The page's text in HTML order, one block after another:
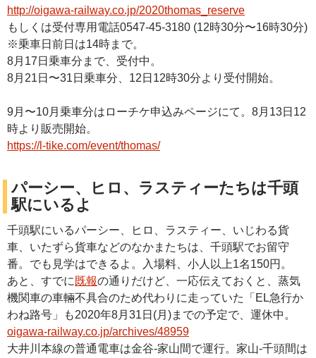
http://oigawa-railway.co.jp/2020thomas_reserve
もしくは受付専用電話0547-45-3180 (12時30分〜16時30分)
※乗車日前日は14時まで。
8月17日乗車分まで、受付中。
8月21日〜31日乗車分、12日12時30分より受付開始。
9月〜10月乗車分はローチケ申込みページにて。8月13日12
時より販売開始。
https://l-tike.com/event/thomas/
パーシー、ヒロ、ラスティーたちは千頭
駅にいるよ
千頭駅にいるパーシー、ヒロ、ラスティー、いじわる貨
車、いたずら貨車などのなかまたちは、千頭駅でお留守
番。でも見学はできるよ。入場料、小人以上1名150円。
あと、すでに 既報の通りだけど、一応伝えておくと、蒸気
機関車の車輛不具合のため代わりに走っていた「EL急行か
わね路号」も2020年8月31日(月)までの予定で、運休中。
oigawa-railway.co.jp/archives/48959
大井川本線の普通電車は金谷-家山間で運行。家山-千頭間は